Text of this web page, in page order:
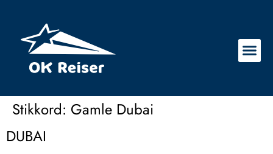
Stikkord: Gamle Dubai
DUBAI